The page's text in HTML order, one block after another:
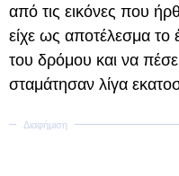
από τις εικόνες που
είχε ως αποτέλεσμα το
του δρόμου και να
σταμάτησαν λίγα